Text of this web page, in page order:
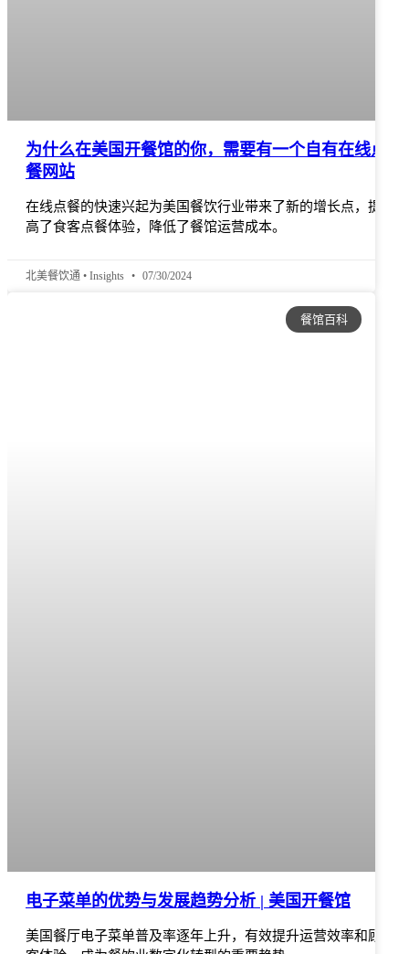
为什么在美国开餐馆的你，需要有一个自有在线点
餐网站
在线点餐的快速兴起为美国餐饮行业带来了新的增长点，提
高了食客点餐体验，降低了餐馆运营成本。
北美餐饮通 • Insights 07/30/2024
餐馆百科
电子菜单的优势与发展趋势分析 | 美国开餐馆
美国餐厅电子菜单普及率逐年上升，有效提升运营效率和顾